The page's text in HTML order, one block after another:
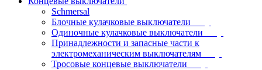
Schmersal
Блочные кулачковые выключатели
Одиночные кулачковые выключатели
Принадлежности и запасные части к
электромеханическим выключателям
Тросовые концевые выключатели